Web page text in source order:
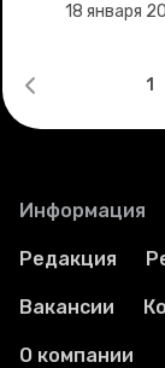
18 января
1
Информация
Редакция
Вакансии
О компании